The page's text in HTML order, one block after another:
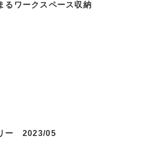
るワークスペース収納
ー 2023/05